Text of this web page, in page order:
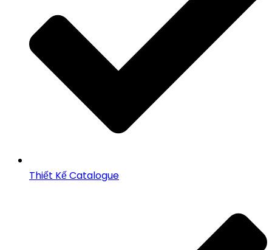
Thiết Kế Catalogue